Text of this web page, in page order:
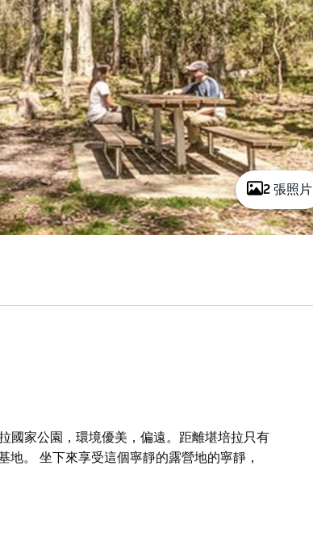
2 張照片
國家公園，環境優美，偏遠。距離堪培拉只有
。 坐下來享受這個寧靜的露營地的寧靜，
。